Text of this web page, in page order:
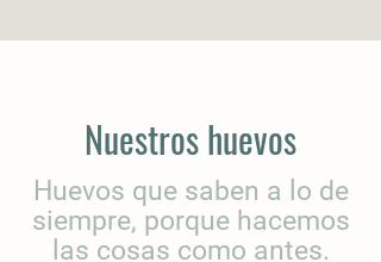
Nuestros huevos
Huevos que saben a lo de
siempre, porque hacemos
las cosas como antes.